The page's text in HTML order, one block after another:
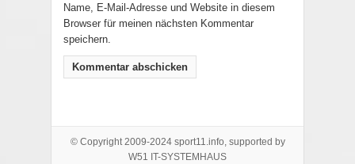
Name, E-Mail-Adresse und Website in diesem
Browser für meinen nächsten Kommentar
speichern.
© Copyright 2009-2024 sport11.info, supported by
W51 IT-SYSTEMHAUS